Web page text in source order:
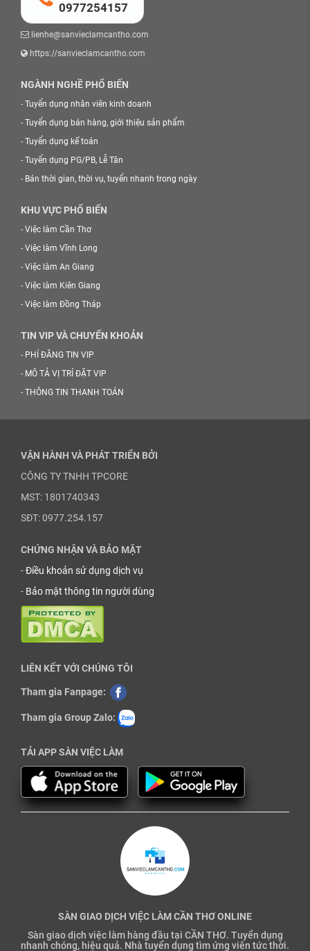
0977254157
lienhe@sanvieclamcantho.com
https://sanvieclamcantho.com
NGÀNH NGHỀ PHỔ BIẾN
- Tuyển dụng nhân viên kinh doanh
- Tuyển dụng bán hàng, giới thiệu sản phẩm
- Tuyển dụng kế toán
- Tuyển dụng PG/PB, Lễ Tân
- Bán thời gian, thời vụ, tuyển nhanh trong ngày
KHU VỰC PHỔ BIẾN
- Việc làm Cần Thơ
- Việc làm Vĩnh Long
- Việc làm An Giang
- Việc làm Kiên Giang
- Việc làm Đồng Tháp
TIN VIP VÀ CHUYỂN KHOẢN
- PHÍ ĐĂNG TIN VIP
- MÔ TẢ VỊ TRÍ ĐẶT VIP
- THÔNG TIN THANH TOÁN
VẬN HÀNH VÀ PHÁT TRIỂN BỞI
CÔNG TY TNHH TPCORE
MST: 1801740343
SĐT: 0977.254.157
CHỨNG NHẬN VÀ BẢO MẬT
-Điều khoản sử dụng dịch vụ
- Bảo mật thông tin người dùng
LIÊN KẾT VỚI CHÚNG TÔI
Tham gia Fanpage:
Tham gia Group Zalo:
TẢI APP SÀN VIỆC LÀM
SÀN GIAO DỊCH VIỆC LÀM CẦN THƠ ONLINE
Sàn giao dịch việc làm hàng đầu tại CẦN THƠ. Tuyển dụng
nhanh chóng, hiệu quả. Nhà tuyển dụng tìm ứng viên tức thời.